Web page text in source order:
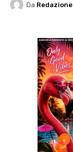
Da Redazione